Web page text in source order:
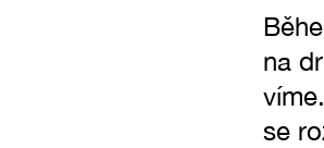
na
se